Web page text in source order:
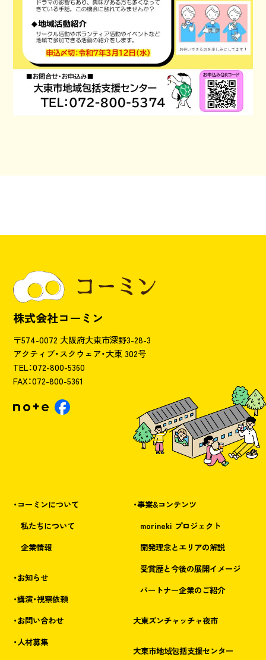
株式会社コーミン
〒574-0072 大阪府大東市深野3-28-3
アクティブ・スクウェア・大東 302号
TEL：072-800-5360
FAX：072-800-5361
・コーミンについて
私たちについて
企業情報
・お知らせ
・講演・視察依頼
・お問い合わせ
・人材募集
・事業&コンテンツ
morineki プロジェクト
開発理念とエリアの解説
受賞歴と今後の展開イメージ
パートナー企業のご紹介
大東ズンチャッチャ夜市
大東市地域包括支援センター